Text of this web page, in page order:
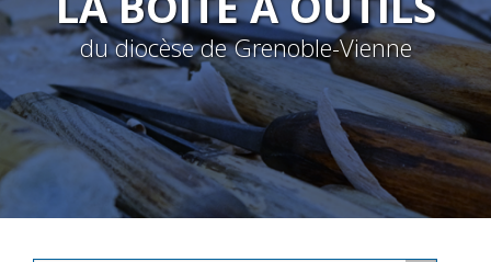
du diocèse de Grenoble-Vienne